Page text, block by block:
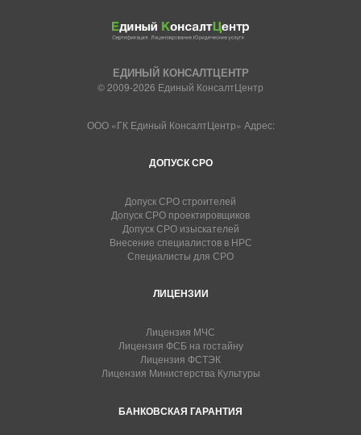
ЕДИНЫЙ КОНСАЛТЦЕНТР
© 2009-2026 Единый КонсалтЦентр
ООО «ГК Единый КонсалтЦентр» Адрес:
ДОПУСК СРО
Допуск СРО строителей
Допуск СРО проектировщиков
Допуск СРО изыскателей
Внесение специалистов в НРС
Специалисты для СРО
ЛИЦЕНЗИИ
Лицензия МЧС
Лицензия ФСБ на гостайну
Лицензия ФСТЭК
Лицензия Министерства Культуры
БАНКОВСКАЯ ГАРАНТИЯ